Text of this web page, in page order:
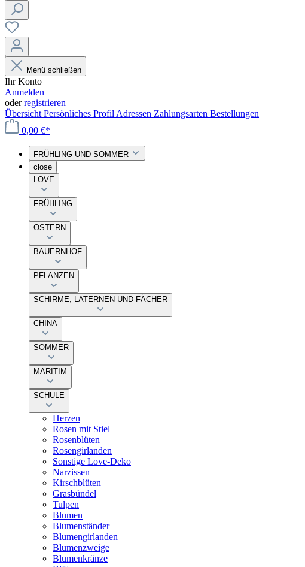
Menü schließen
Ihr Konto
Anmelden
oderregistrieren
Übersicht Persönliches Profil Adressen Zahlungsarten Bestellungen
0,00 €*
FRÜHLING UND SOMMER
close
LOVE
FRÜHLING
OSTERN
BAUERNHOF
PFLANZEN
SCHIRME, LATERNEN UND FÄCHER
CHINA
SOMMER
MARITIM
SCHULE
Herzen
Rosen mit Stiel
Rosenblüten
Rosengirlanden
Sonstige Love-Deko
Narzissen
Kirschblüten
Grasbündel
Tulpen
Blumen
Blumenständer
Blumengirlanden
Blumenzweige
Blumenkränze